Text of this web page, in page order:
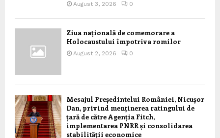
August 3, 2026 0
Ziua națională de comemorare a
Holocaustului împotriva romilor
August 2, 2026 0
Mesajul Președintelui României, Nicușor
Dan, privind menținerea ratingului de
țară de către Agenția Fitch,
implementarea PNRR și consolidarea
stabilității economice